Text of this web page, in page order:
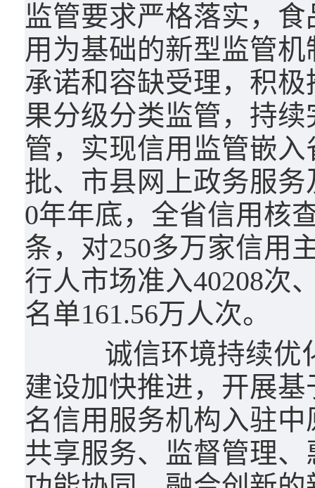
监管要求严格落实，
用为基础的新型监管
承诺和容缺受理，积
果分级分类监管，持
管，实现信用监管嵌
批、市县网上政务服
0年年底，全省信用核
条，对250多万家信用
行人市场准入40208次
名单161.56万人次。
诚信环境持续优化
建设加快推进，开展
名信用服务机构入驻
共享服务、监督管理